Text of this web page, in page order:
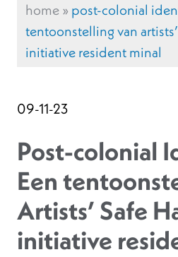
home»post-colonial
tentoonstelling van
initiative resident minal
09-11-23
Post-colonial
Een
Artists’ Safe
initiative